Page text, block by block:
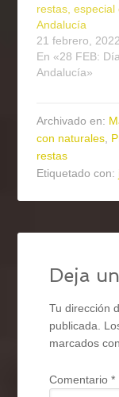
restas, especial
Andalucía
21 febrero, 2022
En «28 FEB:
Andalucía»
Archivado en:
con naturales
restas
Etiquetado con:
Deja
Tu dirección
publicada.
marcados
Comentario*